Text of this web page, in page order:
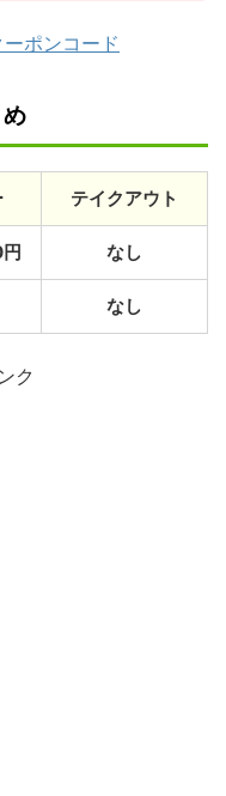
ポンコード
テイクアウト
なし
なし
ク